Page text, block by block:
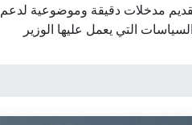
بتقديم مدخلات دقيقة وموضوعية لدعم
التي يعمل عليها الوزير